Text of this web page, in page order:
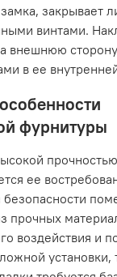
закрывает
винтами.
внешнюю
в ее
фурнитуры
ее
безопасности
прочных
воздействия и
установки,